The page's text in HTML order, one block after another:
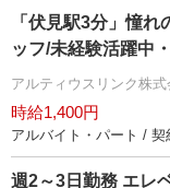
「伏見駅3分」憧
ッフ/未経験活躍中
アルティウスリンク株式
時給1,400円
アルバイト・パート /
週2～3日勤務 エレ